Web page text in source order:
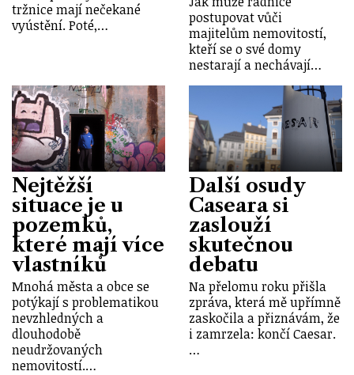
tržnice mají nečekané
vyústění. Poté,…
postupovat vůči
majitelům nemovitostí,
kteří se o své domy
nestarají a nechávají…
Nejtěžší
situace je u
pozemků,
které mají více
vlastníků
Mnohá města a obce se
potýkají s problematikou
nevzhledných a
dlouhodobě
neudržovaných
nemovitostí.…
Další osudy
Caseara si
zaslouží
skutečnou
debatu
Na přelomu roku přišla
zpráva, která mě upřímně
zaskočila a přiznávám, že
i zamrzela: končí Caesar.
…